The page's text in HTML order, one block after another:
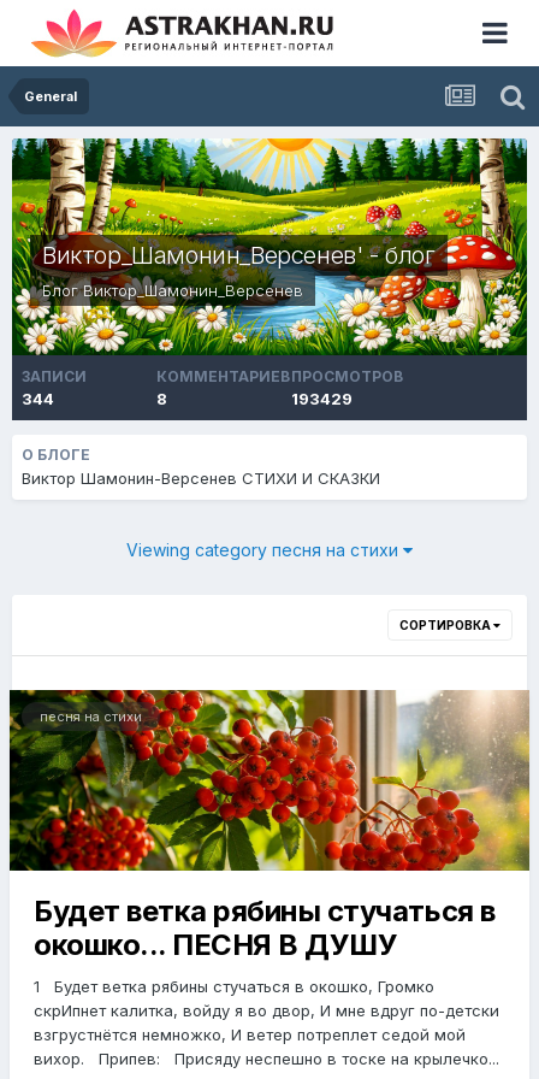
General
Виктор_Шамонин_Версенев' - блог
БлогВиктор_Шамонин_Версенев
ЗАПИСИ
344
КОММЕНТАРИЕВ
8
ПРОСМОТРОВ
193429
О БЛОГЕ
Виктор Шамонин-Версенев СТИХИ И СКАЗКИ
Viewing category песня на стихи
СОРТИРОВКА
песня на стихи
Будет ветка рябины стучаться в
окошко... ПЕСНЯ В ДУШУ
1 Будет ветка рябины стучаться в окошко, Громко
скрИпнет калитка, войду я во двор, И мне вдруг по-детски
взгрустнётся немножко, И ветер потреплет седой мой
вихор. Припев: Присяду неспешно в тоске на крылечко...